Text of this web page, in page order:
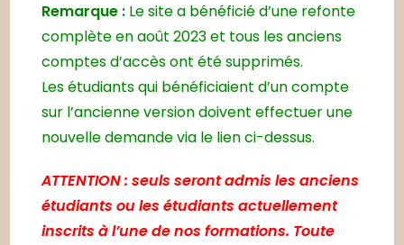
Remarque : Le site a bénéficié d’une refonte
complète en août 2023 et tous les anciens
comptes d’accès ont été supprimés.
Les étudiants qui bénéficiaient d’un compte
sur l’ancienne version doivent effectuer une
nouvelle demande via le lien ci-dessus.
ATTENTION : seuls seront admis les anciens
étudiants ou les étudiants actuellement
inscrits à l’une de nos formations. Toute